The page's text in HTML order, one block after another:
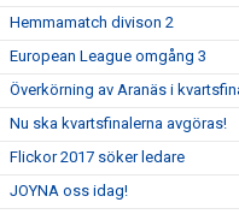
Hemmamatch divison 2
European League omgång 3
Överkörning av Aranäs i
Nu ska kvartsfinalerna avgöras!
Flickor 2017 söker ledare
JOYNA oss idag!